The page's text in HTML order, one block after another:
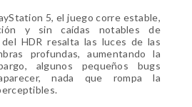
5, el juego corre estable,
y sin caídas notables de
HDR resalta las luces de las
profundas, aumentando la
algunos pequeños bugs
nada que rompa la